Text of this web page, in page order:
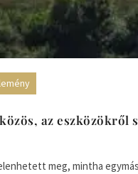
az eszközökről
meg, mintha